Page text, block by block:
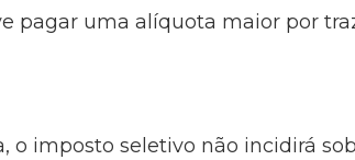
pagar uma alíquota maior por
o imposto seletivo não incidirá